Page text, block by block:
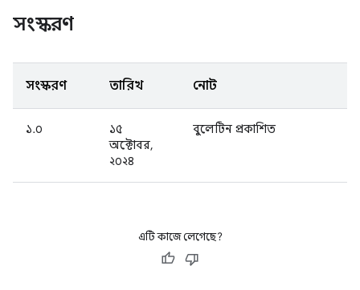
সংস্করণ
সংস্করণ তারিখ নোট
১.০
১৫
অক্টোবর,
২০২৪
বুলেটিন প্রকাশিত
এটি কাজে লেগেছে?